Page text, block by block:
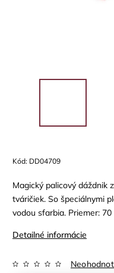
Kód: DD04709
Magický palicový dáždnik
tváričiek. So špeciálnymi
vodou sfarbia. Priemer: 70
Detailné informácie